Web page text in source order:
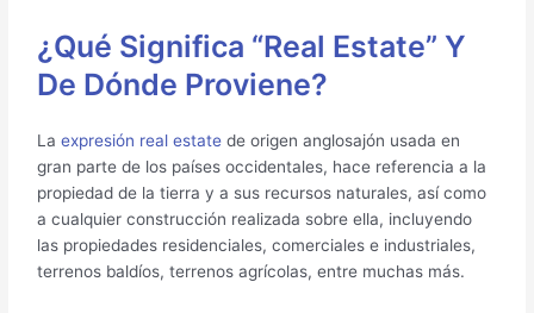
¿Qué Significa “Real Estate” Y
De Dónde Proviene?
Laexpresión real estate de origen anglosajón usada en
gran parte de los países occidentales, hace referencia a la
propiedad de la tierra y a sus recursos naturales, así como
a cualquier construcción realizada sobre ella, incluyendo
las propiedades residenciales, comerciales e industriales,
terrenos baldíos, terrenos agrícolas, entre muchas más.